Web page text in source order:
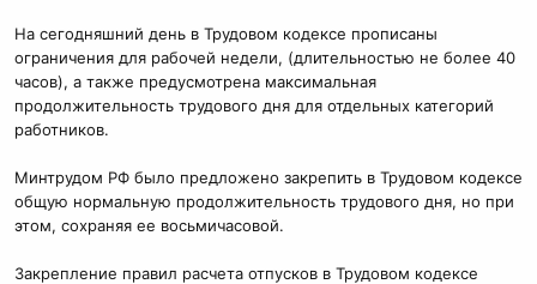
На сегодняшний день в Трудовом кодексе прописаны
ограничения для рабочей недели, (длительностью не более 40
часов), а также предусмотрена максимальная
продолжительность трудового дня для отдельных категорий
работников.
Минтрудом РФ было предложено закрепить в Трудовом кодексе
общую нормальную продолжительность трудового дня, но при
этом, сохраняя ее восьмичасовой.
Закрепление правил расчета отпусков в Трудовом кодексе